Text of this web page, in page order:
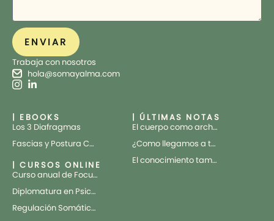
| EBOOKS
Los 3 Diafragmas
Fascias y Postura Corporal
| CURSOS ONLINE
Curso anual de Focusing Cuántico aplicado al Trauma
Diplomatura en Psicotrauma
Regulación Somática desde la Teoría Polivagal
| ÚLTIMAS NOTAS
El cuerpo como archivo vivo
¿Como llegamos a tratar el cuerpo como una máquina?
El conocimiento también tiene cuerpo
ENVIAR
Trabaja con nosotros
hola@somayalma.com